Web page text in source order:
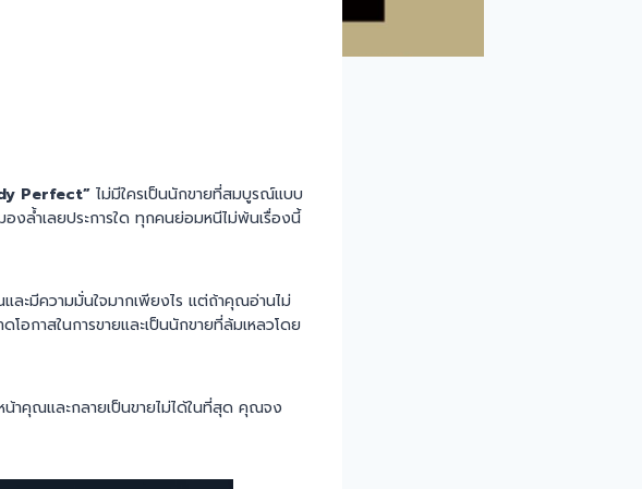
Perfect” ไม่มีใครเป็นนักขายที่สมบูรณ์แบบ
งล้ำเลยประการใด ทุกคนย่อมหนีไม่พ้นเรื่องนี้
ละมีความมั่นใจมากเพียงไร แต่ถ้าคุณอ่านไม่
อกาสในการขายและเป็นนักขายที่ล้มเหลวโดย
น้าคุณและกลายเป็นขายไม่ได้ในที่สุด คุณจง